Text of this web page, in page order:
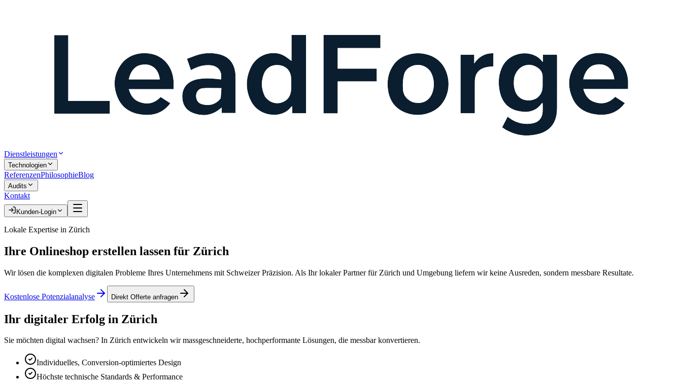
Dienstleistungen
Technologien
ReferenzenPhilosophieBlog
Audits
Kontakt
Kunden-Login
Lokale Expertise in Zürich
Ihre Onlineshop erstellen lassen für Zürich
Wir lösen die komplexen digitalen Probleme Ihres Unternehmens mit Schweizer Präzision. Als Ihr lokaler Partner für Zürich und Umgebung liefern wir keine Ausreden, sondern messbare Resultate.
Kostenlose Potenzialanalyse Direkt Offerte anfragen
Ihr digitaler Erfolg in Zürich
Sie möchten digital wachsen? In Zürich entwickeln wir massgeschneiderte, hochperformante Lösungen, die messbar konvertieren.
Individuelles, Conversion-optimiertes Design
Höchste technische Standards & Performance